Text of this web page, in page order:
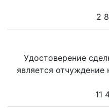
2
Удостоверение
является
11